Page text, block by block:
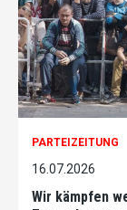
PARTEIZEITUNG
16.07.2026
Wir kämpfen